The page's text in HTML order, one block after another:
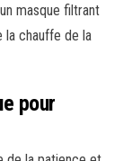
masque filtrant
la chauffe de la
pour